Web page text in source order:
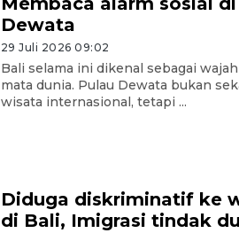
Dewata
29 Juli 2026 09:02
Bali selama ini dikenal sebagai
mata dunia. Pulau Dewata bukan
wisata internasional, tetapi ...
Diduga diskriminatif ke
di Bali, Imigrasi tindak